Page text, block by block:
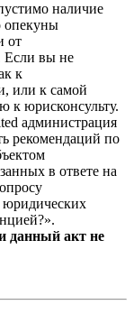
наличие
опекуны
от
Если вы не
к
или к самой
к юрисконсульту.
администрация
рекомендаций по
в ответе на
юридических
данный акт не